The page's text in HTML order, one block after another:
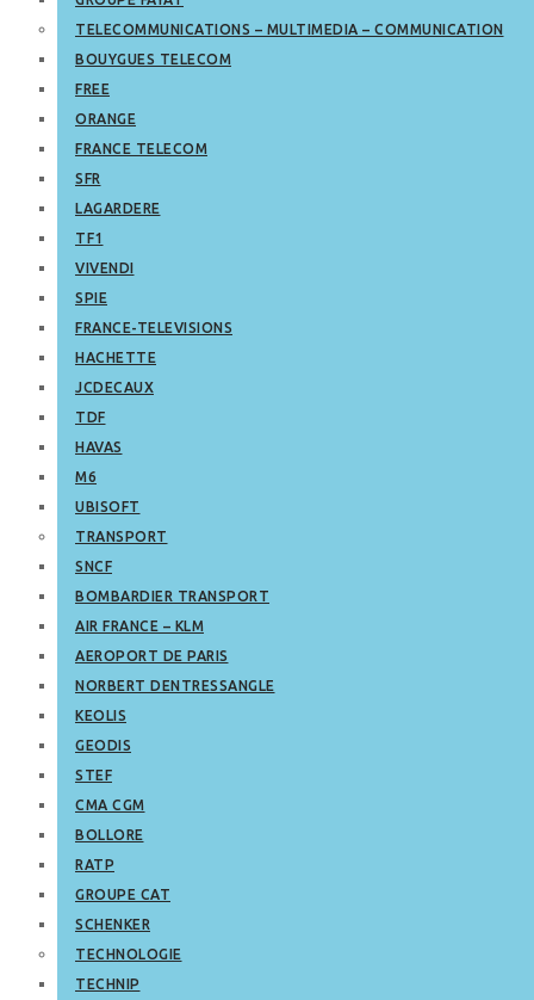
TELECOMMUNICATIONS – MULTIMEDIA – COMMUNICATION
BOUYGUES TELECOM
FREE
ORANGE
FRANCE TELECOM
SFR
LAGARDERE
TF1
VIVENDI
SPIE
FRANCE-TELEVISIONS
HACHETTE
JCDECAUX
TDF
HAVAS
M6
UBISOFT
TRANSPORT
SNCF
BOMBARDIER TRANSPORT
AIR FRANCE – KLM
AEROPORT DE PARIS
NORBERT DENTRESSANGLE
KEOLIS
GEODIS
STEF
CMA CGM
BOLLORE
RATP
GROUPE CAT
SCHENKER
TECHNOLOGIE
TECHNIP